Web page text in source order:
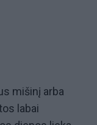
mišinį arba
labai